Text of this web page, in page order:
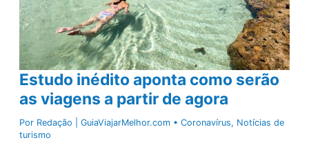
Estudo inédito aponta como serão
as viagens a partir de agora
Por Redação | GuiaViajarMelhor.com •Coronavírus, Notícias de
turismo